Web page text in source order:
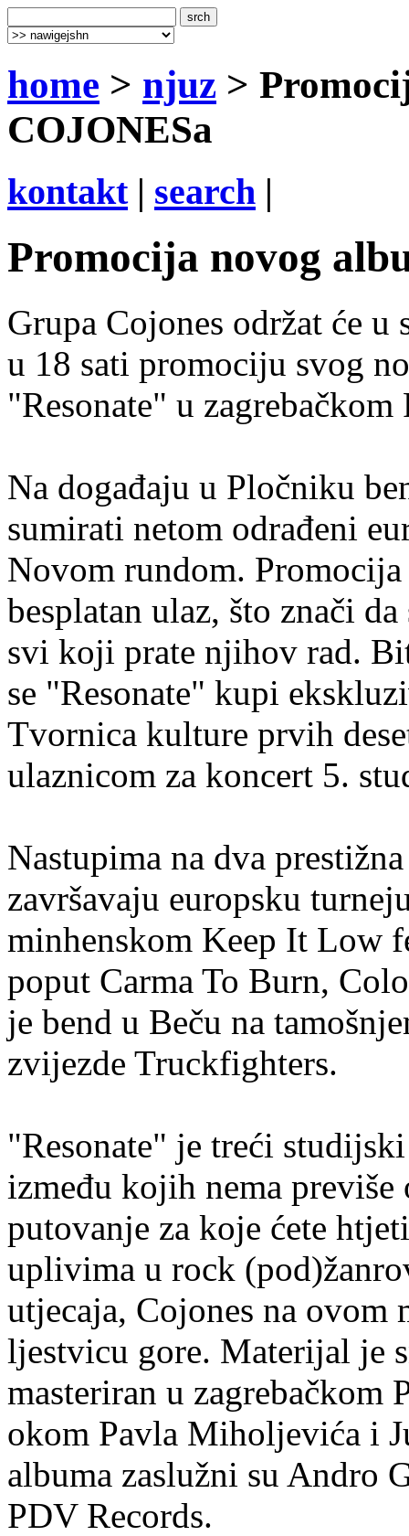
home > njuz >
COJONESa
kontakt| search |
Promocija novog
Grupa Cojones održat će
u 18 sati promociju svog
"Resonate" u
Na događaju u Pločniku
sumirati netom odrađeni
Novom rundom.
besplatan ulaz, što znači
svi koji prate njihov rad.
se "Resonate" kupi
Tvornica kulture prvih
ulaznicom za koncert 5.
Nastupima na dva
završavaju europsku
minhenskom Keep It Low
poput Carma To Burn,
je bend u Beču na
zvijezde Truckfighters.
"Resonate" je treći
između kojih nema
putovanje za koje ćete
uplivima u rock
utjecaja, Cojones na
ljestvicu gore. Materijal je
masteriran u zagrebačkom
okom Pavla Miholjevića i
albuma zaslužni su Andro
PDV Records.